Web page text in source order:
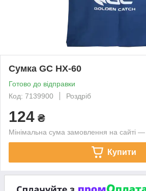
Сумка GC HX-60
Готово до відправки
Код: 7139900
Роздріб
124 ₴
Мінімальна сума замовлення на сайті
Купити